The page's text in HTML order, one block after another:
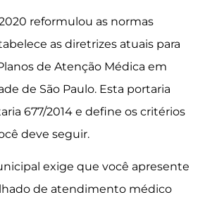
reformulou as normas
as diretrizes atuais para
de Atenção Médica em
de São Paulo. Esta portaria
677/2014 e define os critérios
deve seguir.
exige que você apresente
de atendimento médico